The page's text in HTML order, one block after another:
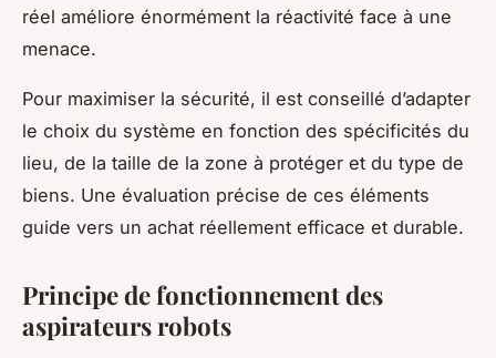
réel améliore énormément la réactivité face à une
menace.
Pour maximiser la sécurité, il est conseillé d’adapter
le choix du système en fonction des spécificités du
lieu, de la taille de la zone à protéger et du type de
biens. Une évaluation précise de ces éléments
guide vers un achat réellement efficace et durable.
Principe de fonctionnement des
aspirateurs robots